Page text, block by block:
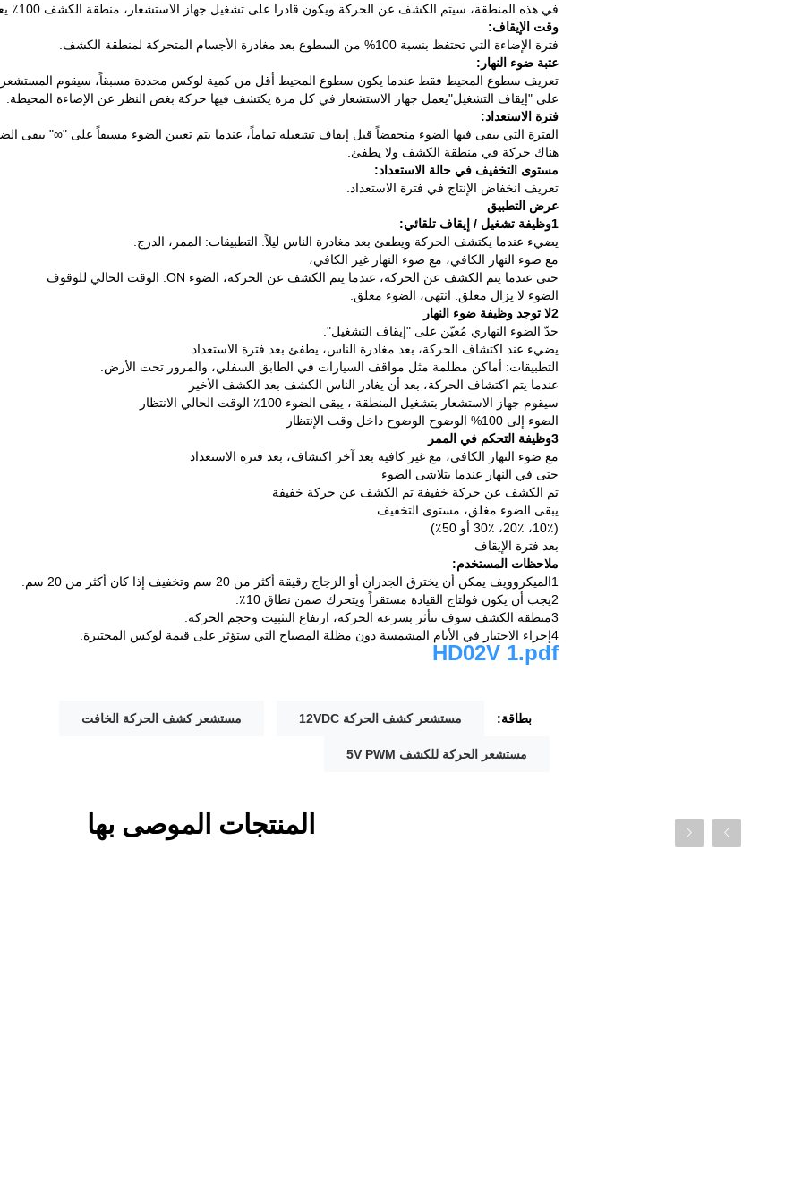
في هذه المنطقة، سيتم الكشف عن الحركة ويكون قادرا على تشغيل جهاز الاستشعار، منطقة الكشف 100٪ يعرف باسم الحساسية القوية.
وقت الإيقاف:
فترة الإضاءة التي تحتفظ بنسبة 100% من السطوع بعد مغادرة الأجسام المتحركة لمنطقة الكشف.
عتبة ضوء النهار:
تعريف سطوع المحيط فقط عندما يكون سطوع المحيط أقل من كمية لوكس محددة مسبقاً، سيقوم المستشعر
على "إيقاف التشغيل"يعمل جهاز الاستشعار في كل مرة يكتشف فيها حركة بغض النظر عن الإضاءة المحيطة.
فترة الاستعداد:
الفترة التي يبقى فيها الضوء منخفضاً قبل إيقاف تشغيله تماماً، عندما يتم تعيين الضوء مسبقاً على "∞" يبقى
هناك حركة في منطقة الكشف ولا يطفئ.
مستوى التخفيف في حالة الاستعداد:
تعريف انخفاض الإنتاج في فترة الاستعداد.
عرض التطبيق
1وظيفة تشغيل / إيقاف تلقائي:
يضيء عندما يكتشف الحركة ويطفئ بعد مغادرة الناس ليلاً. التطبيقات: الممر، الدرج.
مع ضوء النهار الكافي، مع ضوء النهار غير الكافي،
حتى عندما يتم الكشف عن الحركة، عندما يتم الكشف عن الحركة، الضوء ON. الوقت الحالي للوقوف
الضوء لا يزال مغلق. انتهى، الضوء مغلق.
2لا توجد وظيفة ضوء النهار
حدّ الضوء النهاري مُعيّن على "إيقاف التشغيل".
يضيء عند اكتشاف الحركة، بعد مغادرة الناس، يطفئ بعد فترة الاستعداد
التطبيقات: أماكن مظلمة مثل مواقف السيارات في الطابق السفلي، والمرور تحت الأرض.
عندما يتم اكتشاف الحركة، بعد أن يغادر الناس الكشف بعد الكشف الأخير
سيقوم جهاز الاستشعار بتشغيل المنطقة ، يبقى الضوء 100٪ الوقت الحالي الانتظار
الضوء إلى 100% الوضوح الوضوح داخل وقت الإنتظار
3وظيفة التحكم في الممر
مع ضوء النهار الكافي، مع غير كافية بعد آخر اكتشاف، بعد فترة الاستعداد
حتى في النهار عندما يتلاشى الضوء
تم الكشف عن حركة خفيفة تم الكشف عن حركة خفيفة
يبقى الضوء مغلق، مستوى التخفيف
(10٪، 20٪، 30٪ أو 50٪)
بعد فترة الإيقاف
ملاحظات المستخدم:
1الميكروويف يمكن أن يخترق الجدران أو الزجاج رقيقة أكثر من 20 سم وتخفيف إذا كان أكثر من 20 سم.
2يجب أن يكون فولتاج القيادة مستقراً ويتحرك ضمن نطاق 10٪.
3منطقة الكشف سوف تتأثر بسرعة الحركة، ارتفاع التثبيت وحجم الحركة.
4إجراء الاختبار في الأيام المشمسة دون مظلة المصباح التي ستؤثر على قيمة لوكس المختبرة.
HD02V 1.pdf
بطاقة: مستشعر كشف الحركة 12VDC مستشعر كشف الحركة الخافت
مستشعر الحركة للكشف 5V PWM
المنتجات الموصى بها